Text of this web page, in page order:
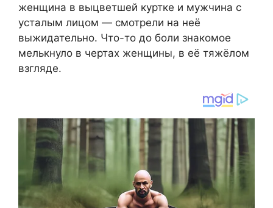
женщина в выцветшей куртке и мужчина с
усталым лицом — смотрели на неё
выжидательно. Что-то до боли знакомое
мелькнуло в чертах женщины, в её тяжёлом
взгляде.